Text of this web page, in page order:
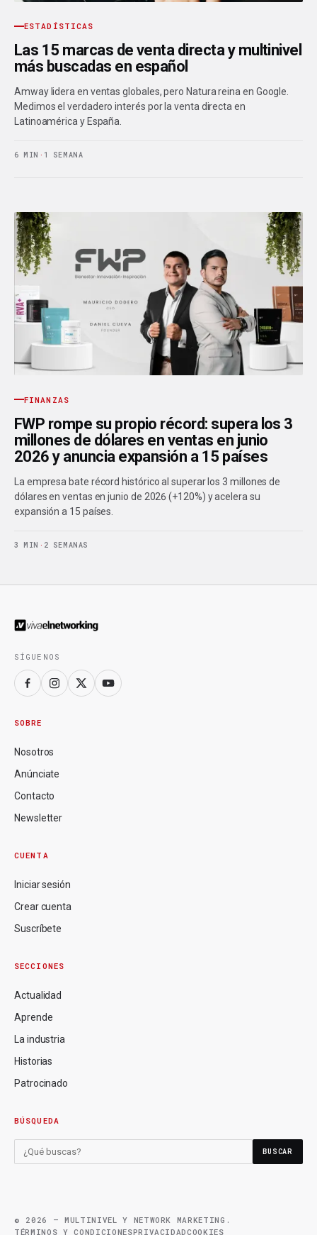
ESTADÍSTICAS
Las 15 marcas de venta directa y multinivel
más buscadas en español
Amway lidera en ventas globales, pero Natura reina en Google.
Medimos el verdadero interés por la venta directa en
Latinoamérica y España.
6 MIN · 1 SEMANA
FINANZAS
FWP rompe su propio récord: supera los 3
millones de dólares en ventas en junio
2026 y anuncia expansión a 15 países
La empresa bate récord histórico al superar los 3 millones de
dólares en ventas en junio de 2026 (+120%) y acelera su
expansión a 15 países.
3 MIN · 2 SEMANAS
SÍGUENOS
SOBRE
Nosotros
Anúnciate
Contacto
Newsletter
CUENTA
Iniciar sesión
Crear cuenta
Suscríbete
SECCIONES
Actualidad
Aprende
La industria
Historias
Patrocinado
BÚSQUEDA
BUSCAR
© 2026 — MULTINIVEL Y NETWORK MARKETING.
TÉRMINOS Y CONDICIONESPRIVACIDADCOOKIES